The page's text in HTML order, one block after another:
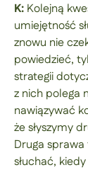
K: Kolejną
umiejętność
znowu nie
powiedzieć,
strategii
z nich polega
nawiązywać
że słyszymy
Druga
słuchać,